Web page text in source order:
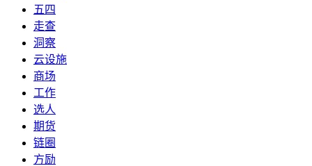
五四
走查
洞察
云设施
商场
工作
选人
期货
链圈
方励